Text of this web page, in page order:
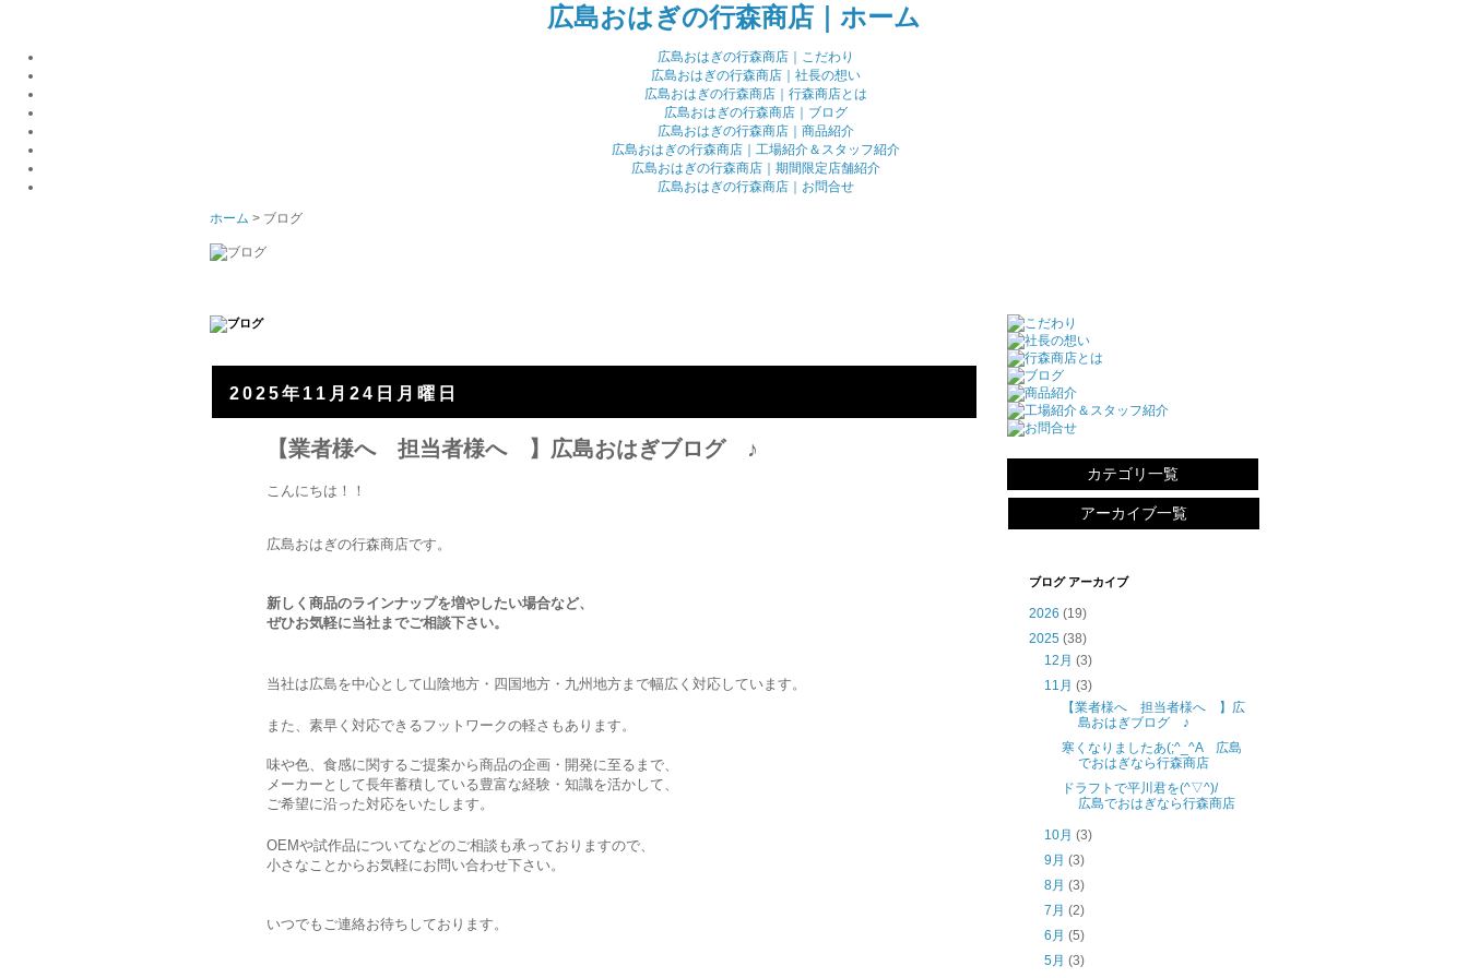
広島おはぎの行森商店｜ホーム
広島おはぎの行森商店｜こだわり
広島おはぎの行森商店｜社長の想い
広島おはぎの行森商店｜行森商店とは
広島おはぎの行森商店｜ブログ
広島おはぎの行森商店｜商品紹介
広島おはぎの行森商店｜工場紹介＆スタッフ紹介
広島おはぎの行森商店｜期間限定店舗紹介
広島おはぎの行森商店｜お問合せ
ホーム > ブログ
2025年11月24日月曜日
【業者様へ 担当者様へ 】広島おはぎブログ ♪
こんにちは！！
広島おはぎの行森商店です。
新しく商品のラインナップを増やしたい場合など、
ぜひお気軽に当社までご相談下さい。
当社は広島を中心として山陰地方・四国地方・九州地方まで幅広く対応しています。
また、素早く対応できるフットワークの軽さもあります。
味や色、食感に関するご提案から商品の企画・開発に至るまで、
メーカーとして長年蓄積している豊富な経験・知識を活かして、
ご希望に沿った対応をいたします。
OEMや試作品についてなどのご相談も承っておりますので、
小さなことからお気軽にお問い合わせ下さい。
いつでもご連絡お待ちしております。
カテゴリ一覧
アーカイブ一覧
ブログ アーカイブ
2026 (19)
2025 (38)
12月 (3)
11月 (3)
【業者様へ 担当者様へ 】広
島おはぎブログ ♪
寒くなりましたあ(;^_^A 広島
でおはぎなら行森商店
ドラフトで平川君を(^▽^)/
広島でおはぎなら行森商店
10月 (3)
9月 (3)
8月 (3)
7月 (2)
6月 (5)
5月 (3)